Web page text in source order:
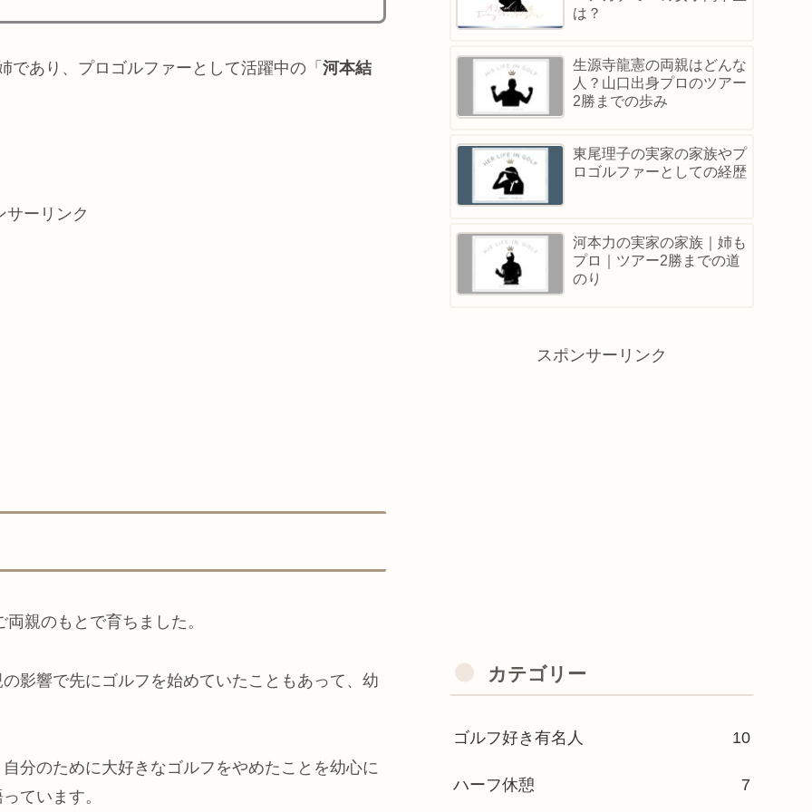
あり、プロゴルファーとして活躍中の「 河本結
サーリンク
親のもとで育ちました。
影響で先にゴルフを始めていたこともあって、幼
分のために大好きなゴルフをやめたことを幼心に
ています。
は？
生源寺龍憲の両親はどんな
人？山口出身プロのツアー
2勝までの歩み
東尾理子の実家の家族やプ
ロゴルファーとしての経歴
河本力の実家の家族｜姉も
プロ｜ツアー2勝までの道
のり
スポンサーリンク
カテゴリー
ゴルフ好き有名人 10
ハーフ休憩 7